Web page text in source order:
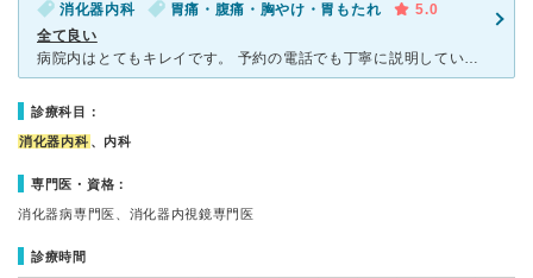
消化器内科 胃痛・腹痛・胸やけ・胃もたれ
5.0
全て良い
病院内はとてもキレイです。 予約の電話でも丁寧に説明していただけました。 診察→検査→診察でしたが、 先生も話をしっかり聞いてくれて、その上で更に深く質問されます。とても分かりやすいです。
診療科目：
消化器内科 、内科
専門医・資格：
消化器病専門医、消化器内視鏡専門医
診療時間